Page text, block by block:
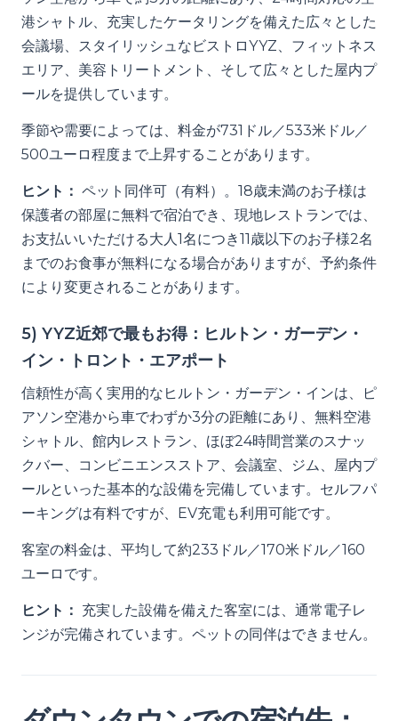
港シャトル、充実したケータリングを備えた広々とした
会議場、スタイリッシュなビストロYYZ、フィットネス
エリア、美容トリートメント、そして広々とした屋内プ
ールを提供しています。
季節や需要によっては、料金が731ドル／533米ドル／
500ユーロ程度まで上昇することがあります。
ヒント： ペット同伴可（有料）。18歳未満のお子様は
保護者の部屋に無料で宿泊でき、現地レストランでは、
お支払いいただける大人1名につき11歳以下のお子様2名
までのお食事が無料になる場合がありますが、予約条件
により変更されることがあります。
5) YYZ近郊で最もお得：ヒルトン・ガーデン・
イン・トロント・エアポート
信頼性が高く実用的なヒルトン・ガーデン・インは、ピ
アソン空港から車でわずか3分の距離にあり、無料空港
シャトル、館内レストラン、ほぼ24時間営業のスナッ
クバー、コンビニエンスストア、会議室、ジム、屋内プ
ールといった基本的な設備を完備しています。セルフパ
ーキングは有料ですが、EV充電も利用可能です。
客室の料金は、平均して約233ドル／170米ドル／160
ユーロです。
ヒント： 充実した設備を備えた客室には、通常電子レ
ンジが完備されています。ペットの同伴はできません。